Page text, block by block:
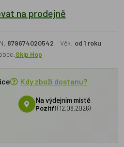
na prodejně
879674020542 Věk: od 1 roku
Skip Hop
Kdy zboží dostanu?
Na výdejním místě
Pozítří (12.08.2026)